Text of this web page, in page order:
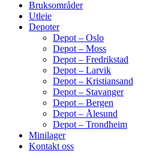
Bruksområder
Utleie
Depoter
Depot – Oslo
Depot – Moss
Depot – Fredrikstad
Depot – Larvik
Depot – Kristiansand
Depot – Stavanger
Depot – Bergen
Depot – Ålesund
Depot – Trondheim
Minilager
Kontakt oss